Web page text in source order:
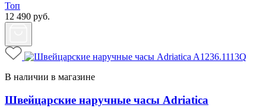
Топ
12 490 руб.
В наличии в магазине
Швейцарские наручные часы Adriatica